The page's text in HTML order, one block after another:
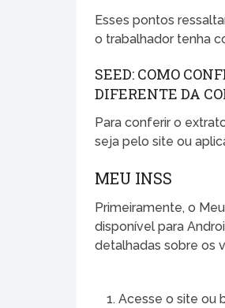
Esses pontos
o trabalhador tenha
SEED: COMO
DIFERENTE DA
Para conferir o
seja pelo site ou
MEU INSS
Primeiramente, o
disponível para
detalhadas sobre os
Acesse o site ou